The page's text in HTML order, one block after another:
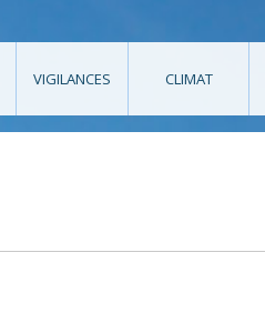
VIGILANCES CLIMAT